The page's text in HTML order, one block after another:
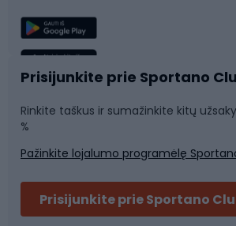
Žvejyba
Sportinė medicina
Plaukimas
Komandinis sportas
Prisijunkite prie Sportano
Rinkite taškus ir sumažinkite kitų
%
Pažinkite lojalumo programėlę
Prisijunkite prie Sportano